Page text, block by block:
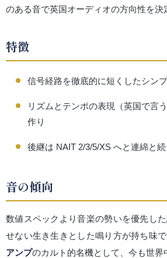
のある音で英国オーディオの方向性を決
特徴
信号経路を徹底的に短くしたシン
リズムとテンポの表現（英国で言
作り
後継は NAIT 2/3/5/XS へと連綿と
音の傾向
数値スペックより音楽の勢いを優先し
せない生き生きとした鳴り方が持ち味
アンプのカルト的名機として、今も世界